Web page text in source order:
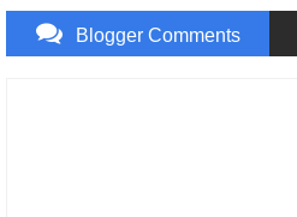
Blogger Comments